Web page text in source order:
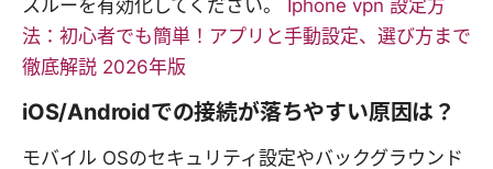
スルーを有効化してください。 Iphone vpn 設定方
法：初心者でも簡単！アプリと手動設定、選び方まで
徹底解説 2026年版
iOS/Androidでの接続が落ちやすい原因は？
モバイル OSのセキュリティ設定やバックグラウンド